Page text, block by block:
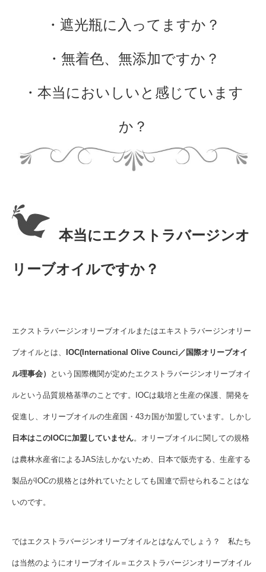
・遮光瓶に入ってますか？
・無着色、無添加ですか？
・本当においしいと感じています
か？
本当にエクストラバージンオ
リーブオイルですか？
エクストラバージンオリーブオイルまたはエキストラバージンオリー
ブオイルとは、 IOC(International Olive Counci／国際オリーブオイ
ル理事会） という国際機関が定めたエクストラバージンオリーブオイ
ルという品質規格基準のことです。IOCは栽培と生産の保護、開発を
促進し、オリーブオイルの生産国・43カ国が加盟しています。しかし
日本はこのIOCに加盟していません。オリーブオイルに関しての規格
は農林水産省によるJAS法しかないため、日本で販売する、生産する
製品がIOCの規格とは外れていたとしても国連で罰せられることはな
いのです。
ではエクストラバージンオリーブオイルとはなんでしょう？ 私たち
は当然のようにオリーブオイル＝エクストラバージンオリーブオイル